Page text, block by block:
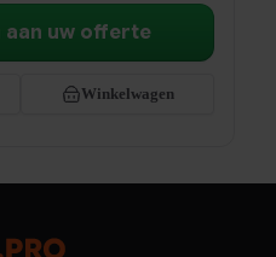
Winkelwagen
aan uw offerte